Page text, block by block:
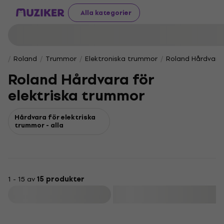
Alla kategorier
Roland Trummor Elektroniska trummor Roland
Roland Hårdvara för
elektriska trummor
Hårdvara för elektriska
trummor - alla
1 - 15 av15 produkter